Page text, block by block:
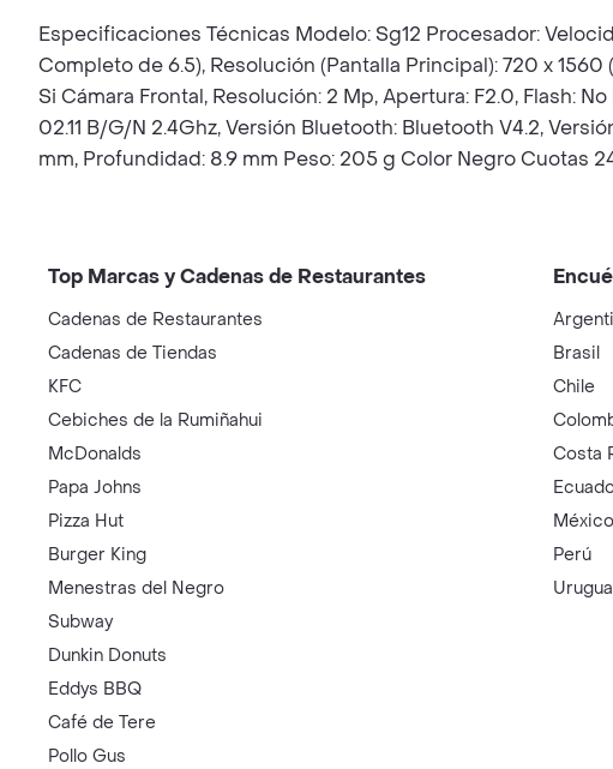
Especificaciones Técnicas Modelo: Sg12 Procesador:
Completo de 6.5), Resolución (Pantalla Principal): 720 x
Si Cámara Frontal, Resolución: 2 Mp, Apertura: F2.0, Flash:
02.11 B/G/N 2.4Ghz, Versión Bluetooth: Bluetooth V4.2,
mm, Profundidad: 8.9 mm Peso: 205 g Color Negro Cuotas
Top Marcas y Cadenas de Restaurantes
Cadenas de Restaurantes
Cadenas de Tiendas
KFC
Cebiches de la Rumiñahui
McDonalds
Papa Johns
Pizza Hut
Burger King
Menestras del Negro
Subway
Dunkin Donuts
Eddys BBQ
Café de Tere
Pollo Gus
Brasil
Chile
Costa
México
Perú